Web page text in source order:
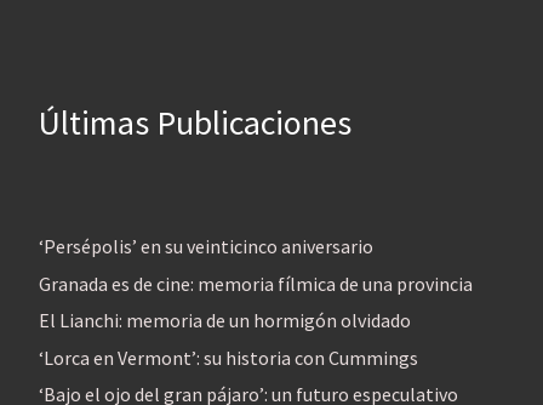
Últimas Publicaciones
‘Persépolis’ en su veinticinco aniversario
Granada es de cine: memoria fílmica de una provincia
El Lianchi: memoria de un hormigón olvidado
‘Lorca en Vermont’: su historia con Cummings
‘Bajo el ojo del gran pájaro’: un futuro especulativo